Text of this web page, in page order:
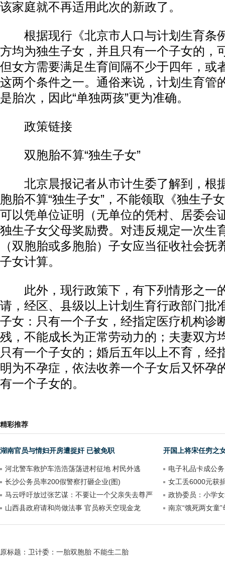
该家庭就不再适用此次的新政了。
根据现行《北京市人口与计划生育条
方均为独生子女，并且只有一个子女的，
但女方需要满足生育间隔不少于四年，或
这两个条件之一。通俗来说，计划生育管
是胎次，因此“单独两孩”更为准确。
政策链接
双胞胎不算“独生子女”
北京晨报记者从市计生委了解到，根
胞胎不算“独生子女”，不能领取《独生子
可以凭单位证明（无单位的凭村、居委会
独生子女父母奖励费。对违反规定一次生
（双胞胎或多胞胎）子女应当征收社会抚
子女计算。
此外，现行政策下，有下列情形之一
请，经区、县级以上计划生育行政部门批
子女：只有一个子女，经指定医疗机构诊
残，不能成长为正常劳动力的；夫妻双方
只有一个子女的；婚后五年以上不育，经
明为不孕症，依法收养一个子女后又怀孕
有一个子女的。
精彩推荐
湖南官员与情妇开房遭捉奸 已被免职
河北警车救护车浩浩荡荡进村征地 村民外逃
长沙公务员率200假警察打砸企业(图)
马云呼吁放过张艺谋：不要让一个父亲失去尊严
山西县政府请和尚做法事 官员称天空现金龙
开国上将宋任穷之
电子礼品卡成公
女工丢6000元获
政协委员：小学
南京“饿死两女童
原标题：卫计委：一胎双胞胎 不能生二胎